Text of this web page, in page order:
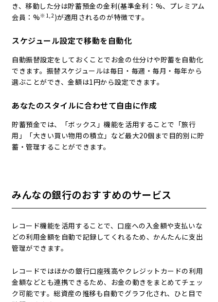
き、移動した分は貯蓄預金の金利(基準金利： %、プレミアム
会員： %※1,2 )が適用されるのが特徴です。
スケジュール設定で移動を自動化
自動振替設定をしておくことでお金の仕分けや貯蓄を自動化
できます。振替スケジュールは毎日・毎週・毎月・毎年から
選ぶことができ、金額は1円から設定できます。
あなたのスタイルに合わせて自由に作成
貯蓄預金では、「ボックス」機能を活用することで「旅行
用」「大きい買い物用の積立」など最大20個まで目的別に貯
蓄・管理することができます。
みんなの銀行のおすすめのサービス
レコード機能を活用することで、口座への入金額や支払いな
どの利用金額を自動で記録してくれるため、かんたんに支出
管理ができます。
レコードではほかの銀行口座残高やクレジットカードの利用
金額などとも連携できるため、お金の動きをまとめてチェッ
ク可能です。総資産の推移も自動でグラフ化され、ひと目で